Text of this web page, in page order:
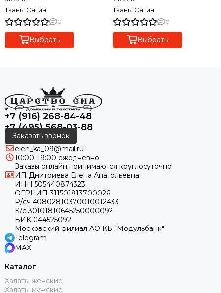
Ткань: Сатин
0
Выбрать
Ткань: Сатин
0
Выбрать
+7 (916) 268-84-48
+7 (495) 568-03-88
Заказать звонок
elen_ka_09@mail.ru
10:00–19:00 ежедневно
Заказы онлайн принимаются круглосуточно
ИП Дмитриева Елена Анатольевна
ИНН 505440874323
ОГРНИП 311501813700026
Р/сч 40802810370010012433
К/с 30101810645250000092
БИК 044525092
Московский филиал АО КБ "Модульбанк"
Telegram
MAX
Каталог
Халаты женские
Халаты мужские